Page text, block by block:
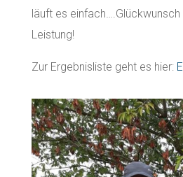
läuft es
Leistung!
Zur Ergebnisliste geht es hier: